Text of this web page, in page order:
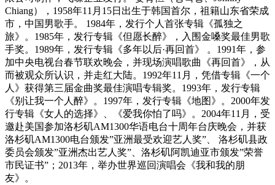
Chiang），1958年11月15日出生于韩国首尔，祖籍山东省荣成
市，中国男歌手。 1984年，发行个人首张专辑《孤独之
旅》。1985年，发行专辑《但愿长醉》，入围金嗓奖最佳男歌
手奖。1989年，发行专辑《多年以后·再回首》 。1991年，参
加中央电视台春节联欢晚会，并现场演唱歌曲《再回首》，从
而被观众所认识，并走红大陆。1992年11月，凭借专辑《一个
人》获得第三届金曲奖最佳演唱专辑奖。1993年，发行专辑
《别让我一个人醉》。1997年，发行专辑《地图》。2000年发
行专辑《女人的选择》、《爱我你怕了吗》。2004年11月，受
邀赴美国参加洛杉矶AM1300华语电台十周年台庆晚会，并获
洛杉矶AM1300电台颁发”亚洲最受欢迎艺人奖”、 洛杉矶县政
委员会颁发”亚洲杰出艺人奖”、洛杉矶阿凯迪亚市颁发”荣誉
市民证书”；2013年，举办世界巡回演唱会《我和我的朋
友》。